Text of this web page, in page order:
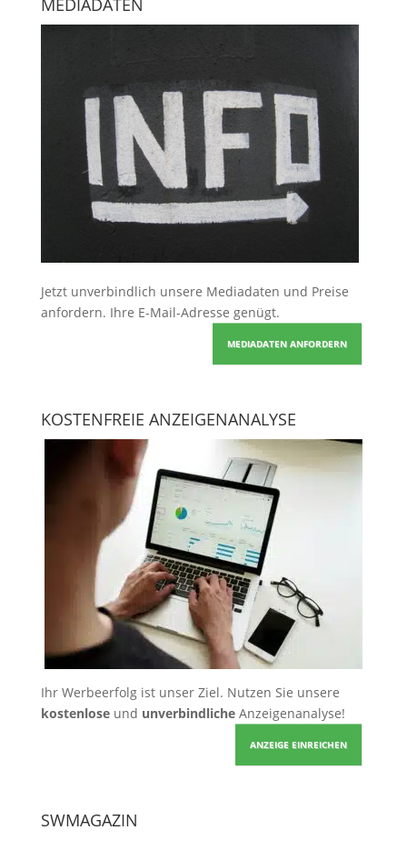
Jetzt unverbindlich unsere Mediadaten und Preise
anfordern. Ihre E-Mail-Adresse genügt.
MEDIADATEN ANFORDERN
KOSTENFREIE ANZEIGENANALYSE
Ihr Werbeerfolg ist unser Ziel. Nutzen Sie unsere
kostenloseund unverbindlicheAnzeigenanalyse!
ANZEIGE EINREICHEN
SWMAGAZIN